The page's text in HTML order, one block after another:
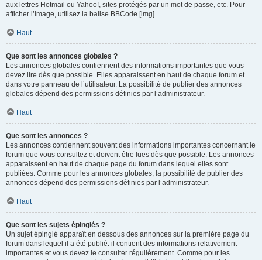
aux lettres Hotmail ou Yahoo!, sites protégés par un mot de passe, etc. Pour
afficher l’image, utilisez la balise BBCode [img].
Haut
Que sont les annonces globales ?
Les annonces globales contiennent des informations importantes que vous
devez lire dès que possible. Elles apparaissent en haut de chaque forum et
dans votre panneau de l’utilisateur. La possibilité de publier des annonces
globales dépend des permissions définies par l’administrateur.
Haut
Que sont les annonces ?
Les annonces contiennent souvent des informations importantes concernant le
forum que vous consultez et doivent être lues dès que possible. Les annonces
apparaissent en haut de chaque page du forum dans lequel elles sont
publiées. Comme pour les annonces globales, la possibilité de publier des
annonces dépend des permissions définies par l’administrateur.
Haut
Que sont les sujets épinglés ?
Un sujet épinglé apparaît en dessous des annonces sur la première page du
forum dans lequel il a été publié. il contient des informations relativement
importantes et vous devez le consulter régulièrement. Comme pour les